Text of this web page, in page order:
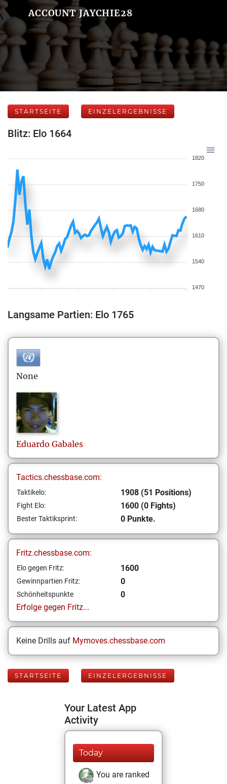
ACCOUNT JAYCHIE28
STARTSEITE EINZELERGEBNISSE
Blitz: Elo 1664
1820
1750
1680
1610
1540
1470
Langsame Partien: Elo 1765
None
Eduardo Gabales
Tactics.chessbase.com:
Taktikelo: 1908 (51 Positions)
Fight Elo: 1600 (0 Fights)
Bester Taktiksprint: 0 Punkte.
Fritz.chessbase.com:
Elo gegen Fritz: 1600
Gewinnpartien Fritz: 0
Schönheitspunkte
0
Erfolge gegen Fritz...
Keine Drills auf Mymoves.chessbase.com
STARTSEITE EINZELERGEBNISSE
Your Latest App
Activity
Today
You are ranked